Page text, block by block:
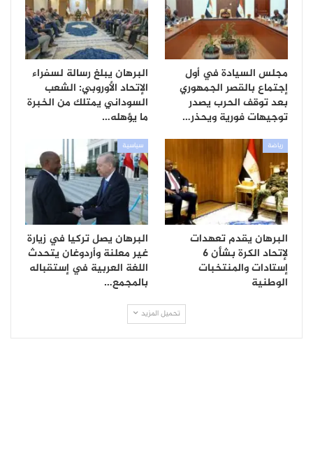
مجلس السيادة في أول
إجتماع بالقصر الجمهوري
بعد توقف الحرب يصدر
توجيهات فورية ويحذر…
البرهان يبلغ رسالة لسفراء
الإتحاد الأوروبي: الشعب
السوداني يمتلك من الخبرة
ما يؤهله…
رياضة
البرهان يقدم تعهدات
لإتحاد الكرة بشأن 6
إستادات والمنتخبات
الوطنية
سياسية
البرهان يصل تركيا في زيارة
غير معلنة وأردوغان يتحدث
اللغة العربية في إستقباله
بالمجمع…
تحميل المزيد